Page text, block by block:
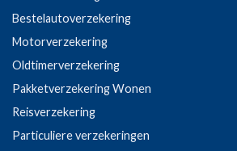
Bestelautoverzekering
Motorverzekering
Oldtimerverzekering
Pakketverzekering Wonen
Reisverzekering
Particuliere verzekeringen